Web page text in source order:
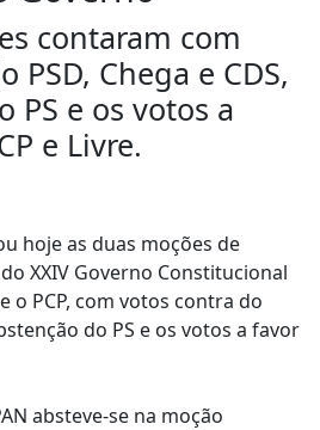
contaram com
PSD, Chega e CDS,
PS e os votos a
e Livre.
hoje as duas moções de
XXIV Governo Constitucional
o PCP, com votos contra do
do PS e os votos a favor
absteve-se na moção